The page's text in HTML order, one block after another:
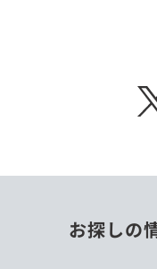
X
お探しの